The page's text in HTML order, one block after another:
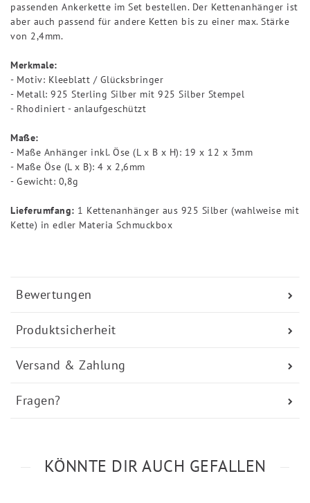
Bewertungen
Produktsicherheit
Versand & Zahlung
Fragen?
passenden Ankerkette im Set bestellen. Der Kettenanhänger ist
aber auch passend für andere Ketten bis zu einer max. Stärke
von 2,4mm.
Merkmale:
- Motiv: Kleeblatt / Glücksbringer
- Metall: 925 Sterling Silber mit 925 Silber Stempel
- Rhodiniert - anlaufgeschützt
Maße:
- Maße Anhänger inkl. Öse (L x B x H): 19 x 12 x 3mm
- Maße Öse (L x B): 4 x 2,6mm
- Gewicht: 0,8g
Lieferumfang: 1 Kettenanhänger aus 925 Silber (wahlweise mit
Kette) in edler Materia Schmuckbox
KÖNNTE DIR AUCH GEFALLEN